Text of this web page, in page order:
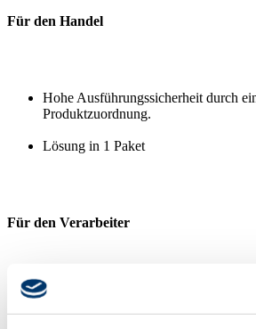
Für den Handel
Hohe Ausführungssicherheit durch
Produktzuordnung.
Lösung in 1 Paket
Für den Verarbeiter
Komplettverpackungen für Band- und